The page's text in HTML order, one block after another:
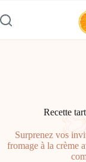
au
contenu
Recette
Surprenez vos
fromage à la crème